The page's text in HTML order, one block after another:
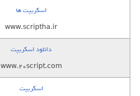
اسکریپت ها
www.scriptha.ir
دانلود اسکریپت
www.20script.com
اسکریپت